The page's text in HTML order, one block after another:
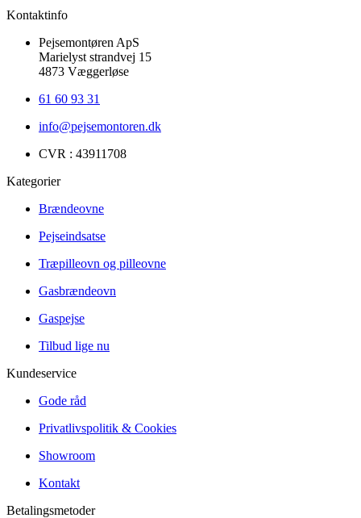
Kontaktinfo
Pejsemontøren ApS
Marielyst strandvej 15
4873 Væggerløse
61 60 93 31
info@pejsemontoren.dk
CVR : 43911708
Kategorier
Brændeovne
Pejseindsatse
Træpilleovn og pilleovne
Gasbrændeovn
Gaspejse
Tilbud lige nu
Kundeservice
Gode råd
Privatlivspolitik & Cookies
Showroom
Kontakt
Betalingsmetoder